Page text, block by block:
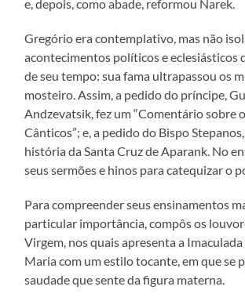
e, depois, como abade, reformou Narek.
Gregório era contemplativo, mas não
acontecimentos políticos e eclesiásticos
de seu tempo: sua fama ultrapassou os
mosteiro. Assim, a pedido do príncipe,
Andzevatsik, fez um “Comentário sobre
Cânticos”; e, a pedido do Bispo
história da Santa Cruz de Aparank. No
seus sermões e hinos para catequizar o
Para compreender seus ensinamentos
particular importância, compôs os
Virgem, nos quais apresenta a
Maria com um estilo tocante, em que se
saudade que sente da figura materna.